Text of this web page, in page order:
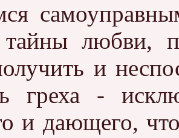
тайны любви,
и
греха -
и дающего,